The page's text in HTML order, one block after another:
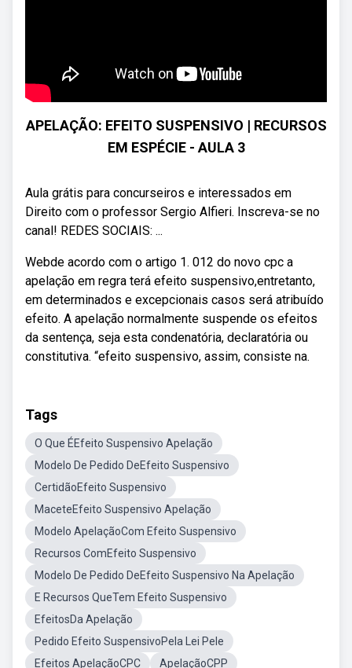
APELAÇÃO: EFEITO SUSPENSIVO | RECURSOS
EM ESPÉCIE - AULA 3
Aula grátis para concurseiros e interessados em
Direito com o professor Sergio Alfieri. Inscreva-se no
canal! REDES SOCIAIS: ...
Webde acordo com o artigo 1. 012 do novo cpc a
apelação em regra terá efeito suspensivo,entretanto,
em determinados e excepcionais casos será atribuído
efeito. A apelação normalmente suspende os efeitos
da sentença, seja esta condenatória, declaratória ou
constitutiva. “efeito suspensivo, assim, consiste na.
Tags
O Que ÉEfeito Suspensivo Apelação
Modelo De Pedido DeEfeito Suspensivo
CertidãoEfeito Suspensivo
MaceteEfeito Suspensivo Apelação
Modelo ApelaçãoCom Efeito Suspensivo
Recursos ComEfeito Suspensivo
Modelo De Pedido DeEfeito Suspensivo Na Apelação
E Recursos QueTem Efeito Suspensivo
EfeitosDa Apelação
Pedido Efeito SuspensivoPela Lei Pele
Efeitos ApelaçãoCPC
ApelaçãoCPP